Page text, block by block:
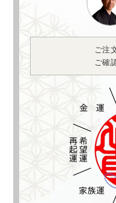
ご注
ご確